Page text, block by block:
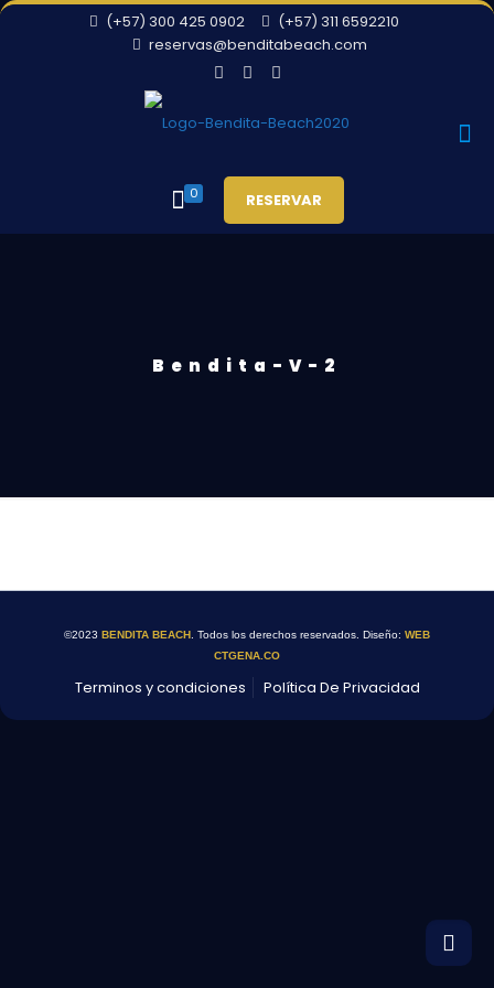
(+57) 300 425 0902
(+57) 311 6592210
reservas@benditabeach.com
0 RESERVAR
Bendita-V-2
©2023 BENDITA BEACH . Todos los derechos reservados. Diseño: WEB
CTGENA.CO
Terminos y condiciones Política De Privacidad